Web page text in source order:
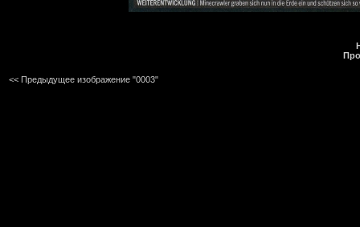
<< Предыдущее изображение "0003"